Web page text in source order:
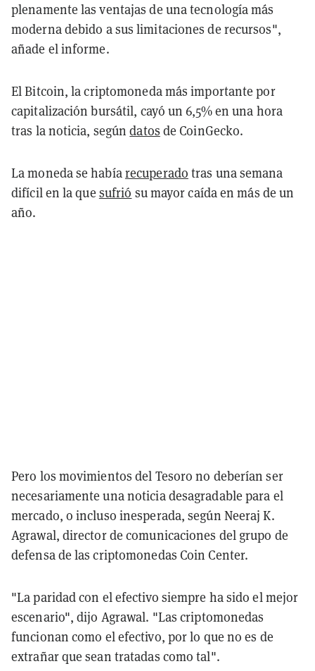
plenamente las ventajas de una tecnología más
moderna debido a sus limitaciones de recursos",
añade el informe.
El Bitcoin, la criptomoneda más importante por
capitalización bursátil, cayó un 6,5% en una hora
tras la noticia, segúndatos de CoinGecko.
La moneda se habíarecuperado tras una semana
difícil en la que sufrió su mayor caída en más de un
año.
Pero los movimientos del Tesoro no deberían ser
necesariamente una noticia desagradable para el
mercado, o incluso inesperada, según Neeraj K.
Agrawal, director de comunicaciones del grupo de
defensa de las criptomonedas Coin Center.
"La paridad con el efectivo siempre ha sido el mejor
escenario", dijo Agrawal. "Las criptomonedas
funcionan como el efectivo, por lo que no es de
extrañar que sean tratadas como tal".